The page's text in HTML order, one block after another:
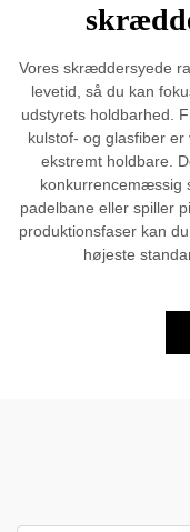
Vores skræddersyede
levetid, så du kan
udstyrets holdbarhed.
kulstof- og glasfiber
ekstremt holdbare.
konkurrencemæssig
padelbane eller spiller
produktionsfaser kan
højeste